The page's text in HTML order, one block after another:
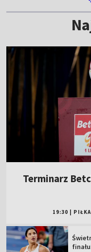
Terminarz
19:30